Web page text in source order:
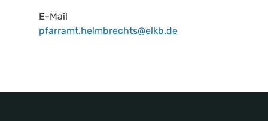
E-Mail
pfarramt.helmbrechts@elkb.de